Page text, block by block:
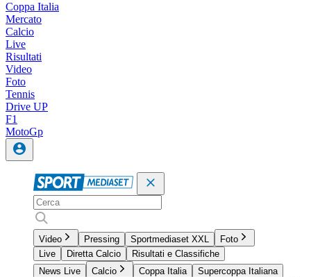
Coppa Italia
Mercato
Calcio
Live
Risultati
Video
Foto
Tennis
Drive UP
F1
MotoGp
Video Pressing Sportmediaset XXL
Foto
Live
Diretta Calcio
Risultati e Classifiche
News Live
Calcio Coppa Italia
Supercoppa Italiana